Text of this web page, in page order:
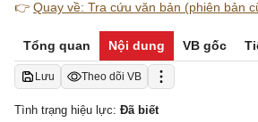
👉 Quay về: Tra cứu văn bản (phiên bản
Tổng quan Nội dung VB gốc
Lưu Theo dõi VB
Tình trạng hiệu lực: Đã biết